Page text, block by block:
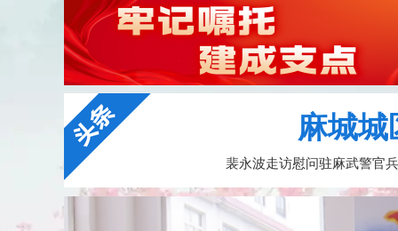
麻城
裴永波走访慰问驻麻武警官兵